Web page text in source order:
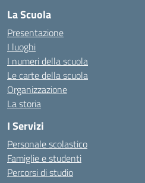
La Scuola
Presentazione
I luoghi
I numeri della scuola
Le carte della scuola
Organizzazione
La storia
I Servizi
Personale scolastico
Famiglie e studenti
Percorsi di studio